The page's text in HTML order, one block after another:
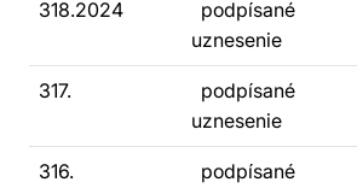
318.2024
podpísané
uznesenie
317.
podpísané
uznesenie
316.
podpísané